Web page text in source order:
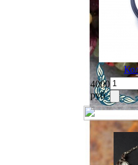
4000
руб